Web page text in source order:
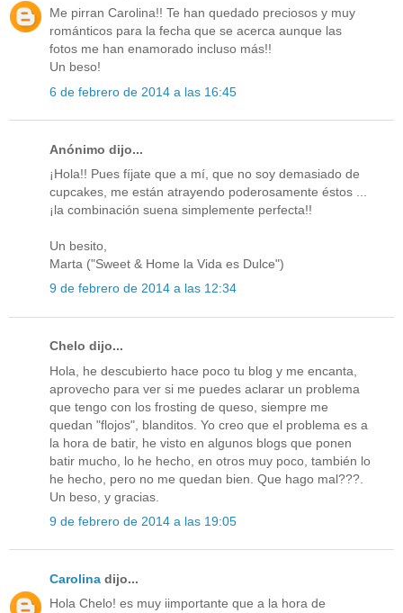
Me pirran Carolina!! Te han quedado preciosos y muy
románticos para la fecha que se acerca aunque las
fotos me han enamorado incluso más!!
Un beso!
6 de febrero de 2014 a las 16:45
Anónimo dijo...
¡Hola!! Pues fíjate que a mí, que no soy demasiado de
cupcakes, me están atrayendo poderosamente éstos ...
¡la combinación suena simplemente perfecta!!
Un besito,
Marta ("Sweet & Home la Vida es Dulce")
9 de febrero de 2014 a las 12:34
Chelo dijo...
Hola, he descubierto hace poco tu blog y me encanta,
aprovecho para ver si me puedes aclarar un problema
que tengo con los frosting de queso, siempre me
quedan "flojos", blanditos. Yo creo que el problema es a
la hora de batir, he visto en algunos blogs que ponen
batir mucho, lo he hecho, en otros muy poco, también lo
he hecho, pero no me quedan bien. Que hago mal???.
Un beso, y gracias.
9 de febrero de 2014 a las 19:05
Carolina dijo...
Hola Chelo! es muy iimportante que a la hora de